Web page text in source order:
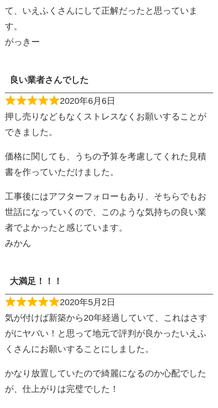
て、いえふくさんにして正解だったと思っていま
す。
がっきー
良い業者さんでした
2020年6月6日
押し売りなどもなくストレスなくお願いすることが
できました。
価格に関しても、うちの予算を考慮してくれた見積
書を作っていただけました。
工事後にはアフターフォローもあり、そちらでもお
世話になっていくので、このような気持ちの良い業
者でよかったと感じています。
みかん
大満足！！！
2020年5月2日
気が付けば新築から20年経過していて、これはさす
がにヤバい！と思って地元で評判が良かったいえふ
くさんにお願いすることにしました。
かなり放置していたので綺麗になるのか心配でした
が、仕上がりは完璧でした！